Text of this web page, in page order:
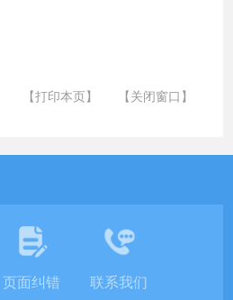
【打印本页】 【关闭窗口】
页面纠错 联系我们